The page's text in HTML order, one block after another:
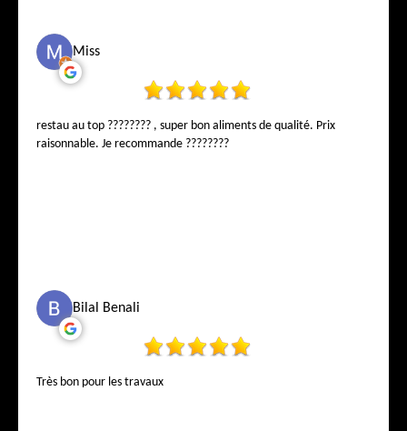
Miss
restau au top ???????? , super bon aliments de qualité. Prix
raisonnable. Je recommande ????????
Bilal Benali
Très bon pour les travaux